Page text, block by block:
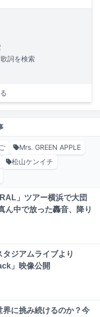
詞を検索
Mrs. GREEN APPLE
松山ケンイチ
」ツアー横浜で大団
ん中で放った轟音、降り
ジアムライブより
」映像公開
界に挑み続けるのか？今